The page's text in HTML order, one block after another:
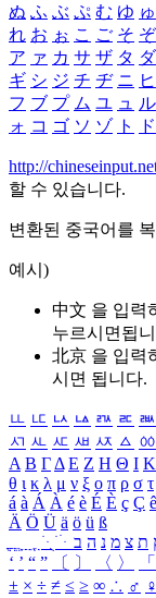
ぬ ふ ぶ ぷ む ゆ ゅ
れ お ぉ こ ご そ ぞ
ア ァ カ サ ザ タ ダ
ギ シ ジ チ ヂ ニ ヒ
フ ブ プ ム ユ ュ ル
ォ コ ゴ ソ ゾ ト ド
http://
할 수 있습니다.
변환된 중국어를
예시)
中文 을 입력
누르시면됩
北京 을 입력
시면 됩니다.
ㅥ ㅦ ㅧ ㅨ ㅩ ㅪ ㅫ
ㅺ ㅻ ㅼ ㅽ ㅾ ㅿ ㆀ
Α Β ΓΔ Ε Ζ Η Θ Ι Κ
θ ι κ λ μ ν ξ ο π ρ σ τ
á à Á À é è É È ç Ç ê
Ä Ö Ü ä ö ü ß
ִֶֹ ֻּ ׁׂ ת צ מ נ ה ב
‘ ’ “ ” 〔 〕 〈 〉 「
± × ÷ ≠ ≤ ≥ ∞ ∴ ♂ ♀